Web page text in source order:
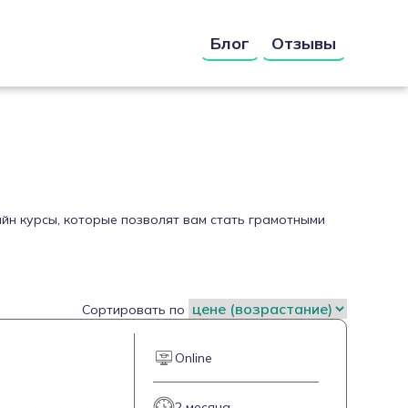
Блог Отзывы
курсы, которые позволят вам стать грамотными
Сортировать по
Online